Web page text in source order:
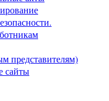
представителям)
сайты